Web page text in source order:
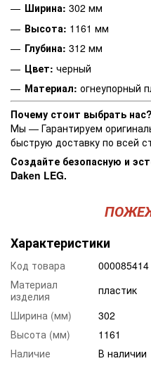
Ширина: 302 мм
Высота: 1161 мм
Глубина: 312 мм
Цвет: черный
Материал: огнеупорный
Почему стоит выбрать нас?
Мы — Гарантируем
быструю доставку по всей
Создайте безопасную и
Daken LEG.
Характеристики
Код товара
000085414
Материал
изделия
пластик
Ширина (мм)
302
Высота (мм)
1161
Наличие
В наличии